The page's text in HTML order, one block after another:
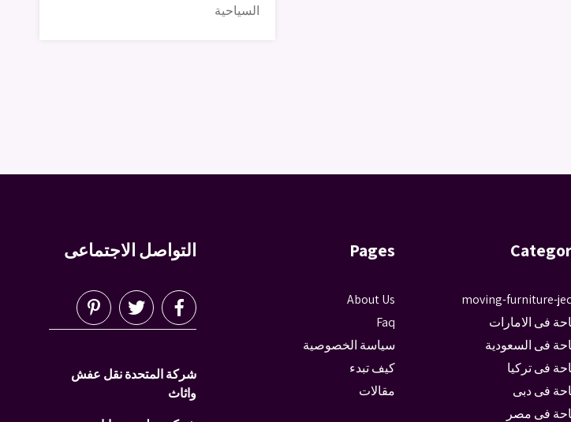
السياحية
moving-furniture-
فى الامارات
فى السعودية
فى تركيا
فى دبى
فى مصر
Pages
About Us
Faq
سياسة الخصوصية
كيف تبدء
مقالات
التواصل الاجتماعى
شركة المتحدة نقل عفش
واثاث